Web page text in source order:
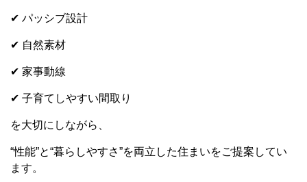
✔ パッシブ設計
✔ 自然素材
✔ 家事動線
✔ 子育てしやすい間取り
を大切にしながら、
“性能”と“暮らしやすさ”を両立した住まいをご提案してい
ます。